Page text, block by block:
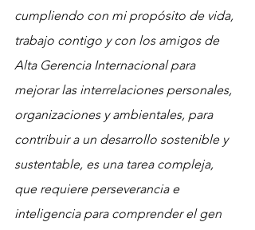
cumpliendo con mi propósito de vida,
trabajo contigo y con los amigos de
Alta Gerencia Internacional para
mejorar las interrelaciones personales,
organizaciones y ambientales, para
contribuir a un desarrollo sostenible y
sustentable, es una tarea compleja,
que requiere perseverancia e
inteligencia para comprender el gen